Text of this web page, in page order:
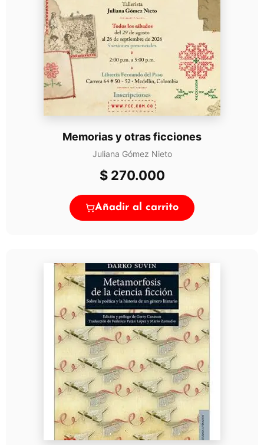
Memorias y otras ficciones
Juliana Gómez Nieto
$270.000
Añadir al carrito